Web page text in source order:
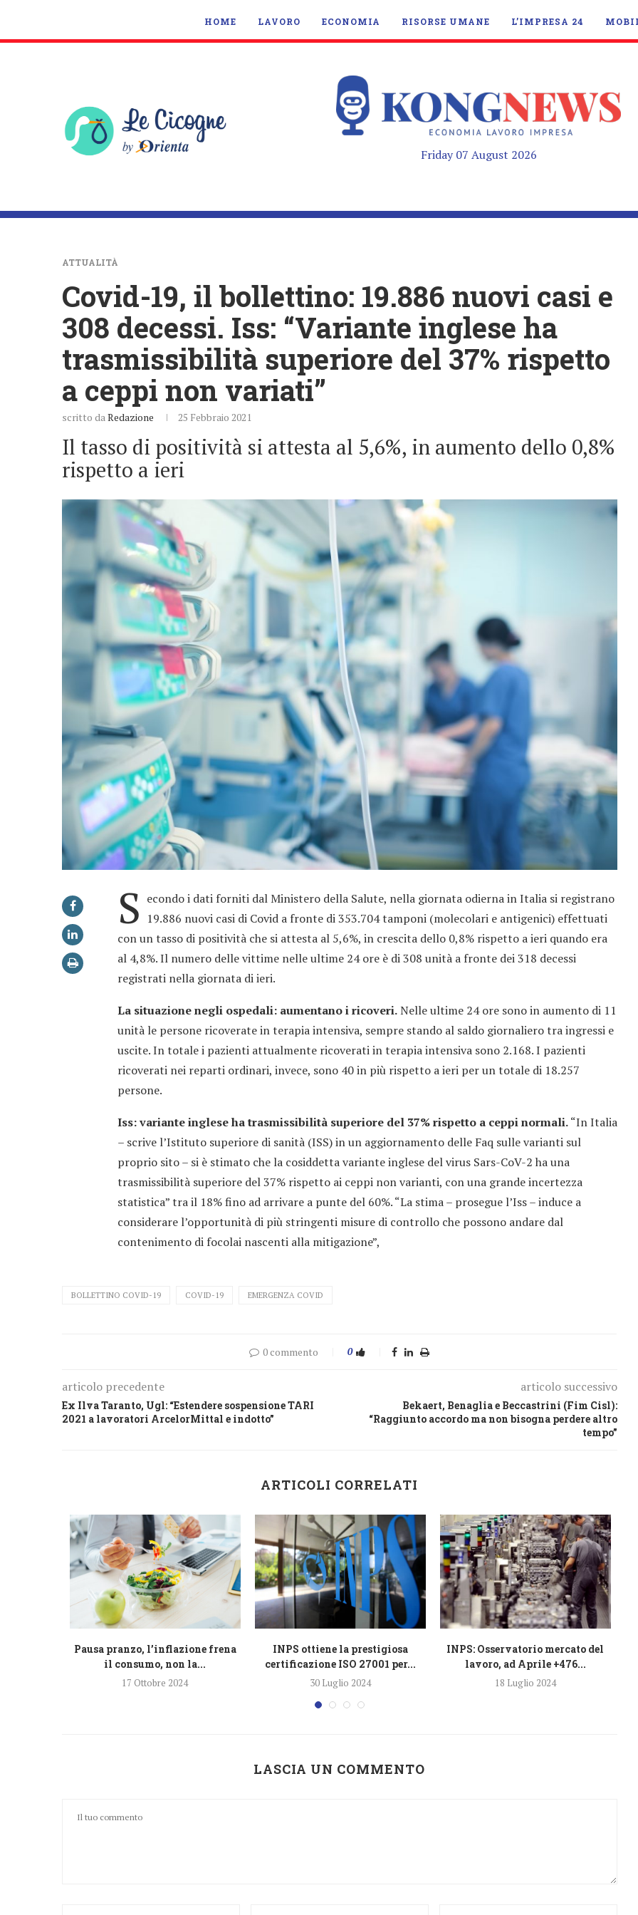
HOME LAVORO ECONOMIA RISORSE UMANE L’IMPRESA 24
Friday 07 August 2026
ATTUALITÀ
Covid-19, il bollettino: 19.886 nuovi casi e
308 decessi. Iss: “Variante inglese ha
trasmissibilità superiore del 37% rispetto
a ceppi non variati”
scritto daRedazione 25 Febbraio 2021
Il tasso di positività si attesta al 5,6%, in aumento dello 0,8%
rispetto a ieri
S econdo i dati forniti dal Ministero della Salute, nella giornata odierna in Italia si registrano
19.886 nuovi casi di Covid a fronte di 353.704 tamponi (molecolari e antigenici) effettuati
con un tasso di positività che si attesta al 5,6%, in crescita dello 0,8% rispetto a ieri quando era
al 4,8%. Il numero delle vittime nelle ultime 24 ore è di 308 unità a fronte dei 318 decessi
registrati nella giornata di ieri.
La situazione negli ospedali: aumentano i ricoveri.Nelle ultime 24 ore sono in aumento di 11
unità le persone ricoverate in terapia intensiva, sempre stando al saldo giornaliero tra ingressi e
uscite. In totale i pazienti attualmente ricoverati in terapia intensiva sono 2.168. I pazienti
ricoverati nei reparti ordinari, invece, sono 40 in più rispetto a ieri per un totale di 18.257
persone.
Iss: variante inglese ha trasmissibilità superiore del 37% rispetto a ceppi normali.“In Italia
– scrive l’Istituto superiore di sanità (ISS) in un aggiornamento delle Faq sulle varianti sul
proprio sito – si è stimato che la cosiddetta variante inglese del virus Sars-CoV-2 ha una
trasmissibilità superiore del 37% rispetto ai ceppi non varianti, con una grande incertezza
statistica” tra il 18% fino ad arrivare a punte del 60%. “La stima – prosegue l’Iss – induce a
considerare l’opportunità di più stringenti misure di controllo che possono andare dal
contenimento di focolai nascenti alla mitigazione”,
BOLLETTINO COVID-19 COVID-19 EMERGENZA COVID
0 commento 0
articolo precedente
Ex Ilva Taranto, Ugl: “Estendere sospensione TARI
2021 a lavoratori ArcelorMittal e indotto”
articolo successivo
Bekaert, Benaglia e Beccastrini (Fim Cisl):
“Raggiunto accordo ma non bisogna perdere altro
tempo”
ARTICOLI CORRELATI
Pausa pranzo, l’inflazione frena
il consumo, non la...
17 Ottobre 2024
INPS ottiene la prestigiosa
certificazione ISO 27001 per...
30 Luglio 2024
INPS: Osservatorio mercato del
lavoro, ad Aprile +476...
18 Luglio 2024
LASCIA UN COMMENTO